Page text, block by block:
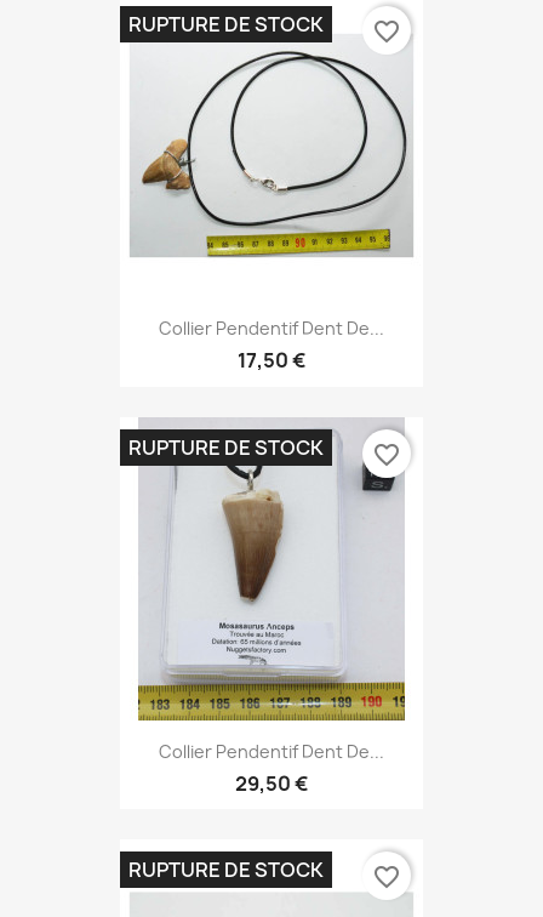
Collier Pendentif Dent De...
17,50 €
RUPTURE DE STOCK favorite_border
Collier Pendentif Dent De...
29,50 €
RUPTURE DE STOCK favorite_border
RUPTURE DE STOCK favorite_border